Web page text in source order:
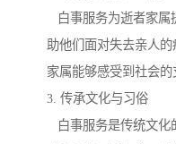
白事服务为逝者家属
助他们面对失去亲人的
家属能够感受到社会的
3. 传承文化与习俗
白事服务是传统文化